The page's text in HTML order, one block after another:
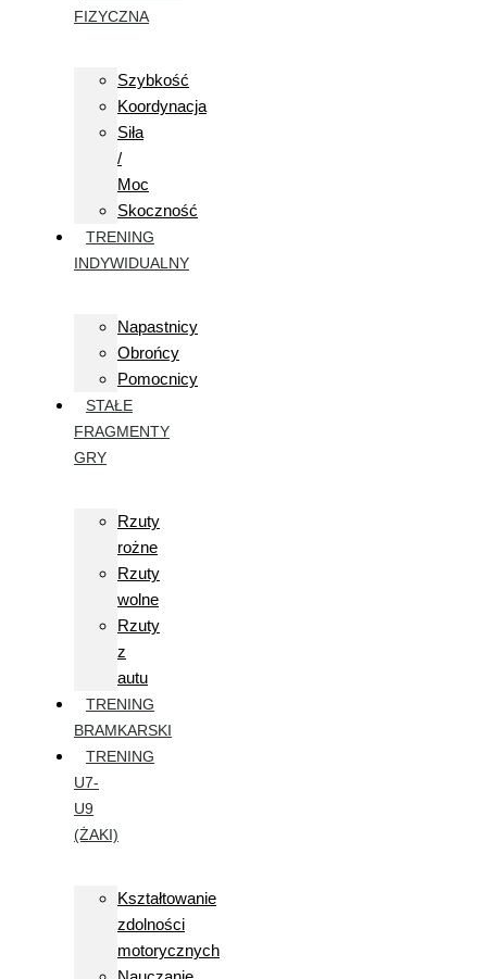
FIZYCZNA
Szybkość
Koordynacja
Siła
/
Moc
Skoczność
TRENING
INDYWIDUALNY
Napastnicy
Obrońcy
Pomocnicy
STAŁE
FRAGMENTY
GRY
Rzuty
rożne
Rzuty
wolne
Rzuty
z
autu
TRENING
BRAMKARSKI
TRENING
U7-
U9
(ŻAKI)
Kształtowanie
zdolności
motorycznych